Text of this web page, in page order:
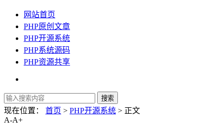
网站首页
PHP原创文章
PHP开源系统
PHP系统源码
PHP资源共享
现在位置： 首页 > PHP开源系统 > 正文
A-A+